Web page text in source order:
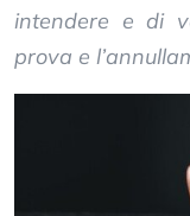
intendere e di
prova e